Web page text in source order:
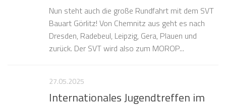
Nun steht auch die große Rundfahrt mit dem SVT
Bauart Görlitz! Von Chemnitz aus geht es nach
Dresden, Radebeul, Leipzig, Gera, Plauen und
zurück. Der SVT wird also zum MOROP...
27.05.2025
Internationales Jugendtreffen im